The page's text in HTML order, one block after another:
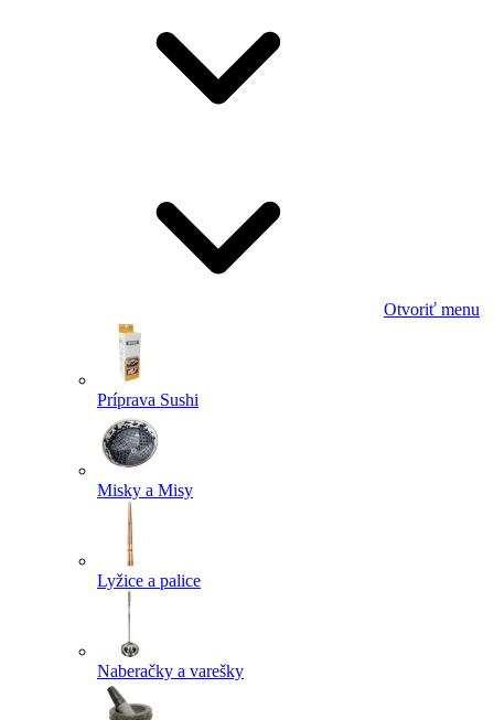
Otvoriť menu
Príprava Sushi
Misky a Misy
Lyžice a palice
Naberačky a varešky